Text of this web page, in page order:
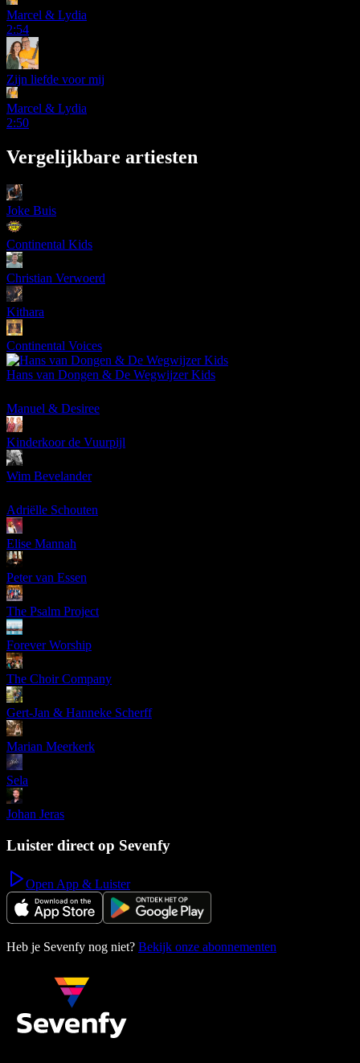
Marcel & Lydia
2:54
Zijn liefde voor mij
Marcel & Lydia
2:50
Vergelijkbare artiesten
Joke Buis
Continental Kids
Christian Verwoerd
Kithara
Continental Voices
Hans van Dongen & De Wegwijzer Kids
Manuel & Desiree
Kinderkoor de Vuurpijl
Wim Bevelander
Adriëlle Schouten
Elise Mannah
Peter van Essen
The Psalm Project
Forever Worship
The Choir Company
Gert-Jan & Hanneke Scherff
Marian Meerkerk
Sela
Johan Jeras
Luister direct op Sevenfy
Open App & Luister
Heb je Sevenfy nog niet? Bekijk onze abonnementen